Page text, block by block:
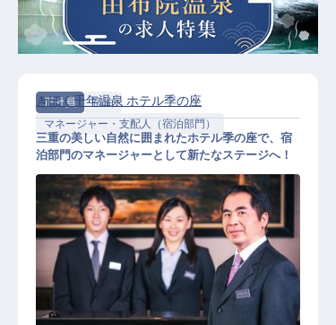
正社員
宿泊
マネージャー・支配人（宿泊部門）
マネージャー・支配人（宿泊部門）
きほく千年温泉 ホテル季の座
三重の美しい自然に囲まれたホテル季の座で、宿
泊部門のマネージャーとして新たなステージへ！